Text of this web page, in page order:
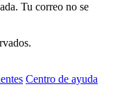
Tu correo no se
Centro de ayuda